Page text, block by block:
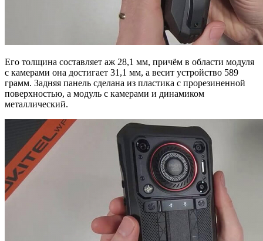
Его толщина составляет аж 28,1 мм, причём в области модуля
с камерами она достигает 31,1 мм, а весит устройство 589
грамм. Задняя панель сделана из пластика с прорезиненной
поверхностью, а модуль с камерами и динамиком
металлический.